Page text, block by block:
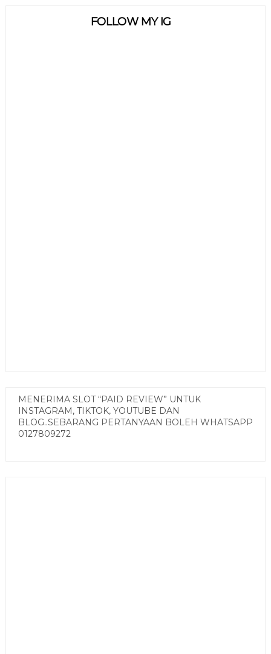
FOLLOW MY IG
MENERIMA SLOT “PAID REVIEW” UNTUK
INSTAGRAM, TIKTOK, YOUTUBE DAN
BLOG..SEBARANG PERTANYAAN BOLEH WHATSAPP
0127809272